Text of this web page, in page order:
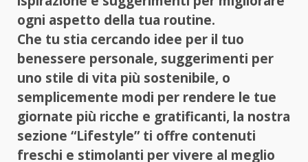
ogni aspetto della tua routine.
Che tu stia cercando idee per il tuo
benessere personale, suggerimenti per
uno stile di vita più sostenibile, o
semplicemente modi per rendere le tue
giornate più ricche e gratificanti, la nostra
sezione “Lifestyle” ti offre contenuti
freschi e stimolanti per vivere al meglio